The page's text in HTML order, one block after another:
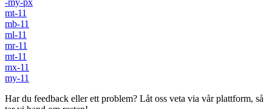
mt-11
mb-11
ml-11
mr-11
mt-11
mx-11
my-11
Har du feedback eller ett problem? Låt oss veta via vår plattform, så